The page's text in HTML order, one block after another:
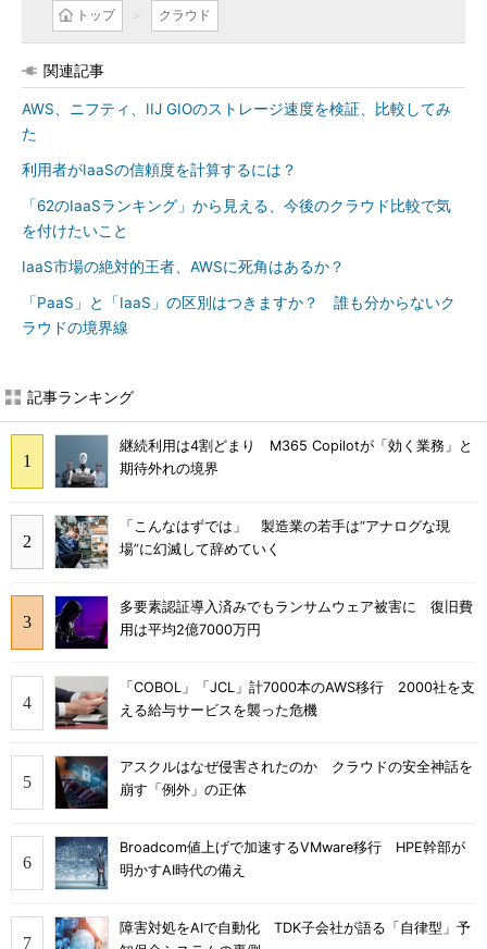
トップ クラウド
関連記事
AWS、ニフティ、IIJ GIOのストレージ速度を検証、比較してみ
た
利用者がIaaSの信頼度を計算するには？
「62のIaaSランキング」から見える、今後のクラウド比較で気
を付けたいこと
IaaS市場の絶対的王者、AWSに死角はあるか？
「PaaS」と「IaaS」の区別はつきますか？ 誰も分からないク
ラウドの境界線
記事ランキング
継続利用は4割どまり M365 Copilotが「効く業務」と
期待外れの境界
「こんなはずでは」 製造業の若手は“アナログな現
場”に幻滅して辞めていく
多要素認証導入済みでもランサムウェア被害に 復旧費
用は平均2億7000万円
「COBOL」「JCL」計7000本のAWS移行 2000社を支
える給与サービスを襲った危機
アスクルはなぜ侵害されたのか クラウドの安全神話を
崩す「例外」の正体
Broadcom値上げで加速するVMware移行 HPE幹部が
明かすAI時代の備え
障害対処をAIで自動化 TDK子会社が語る「自律型」予